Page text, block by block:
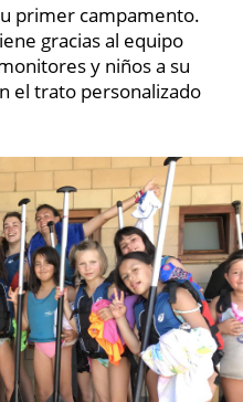
primer campamento.
gracias al equipo
y niños a su
el trato personalizado